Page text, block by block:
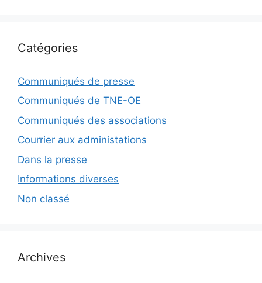
Catégories
Communiqués de presse
Communiqués de TNE-OE
Communiqués des associations
Courrier aux administations
Dans la presse
Informations diverses
Non classé
Archives